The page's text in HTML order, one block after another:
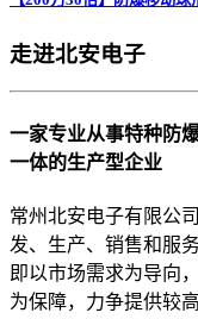
走进北安电子
一家专业从事特种防
一体的生产型企业
常州北安电子有限公
发、生产、销售和服
即以市场需求为导向
为保障，力争提供较